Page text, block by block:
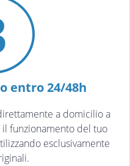
entro 24/48h
a domicilio a
funzionamento del tuo
esclusivamente